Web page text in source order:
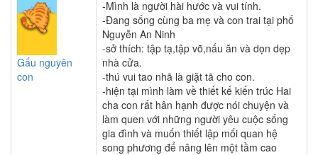
Gấu nguyên
con
-Mình là người hài hước và vui tính.
-Đang sống cùng ba mẹ và con trai tại phố
Nguyễn An Ninh
-sở thích: tập tạ,tập võ,nấu ăn và dọn dẹp
nhà cửa.
-thú vui tao nhã là giặt tã cho con.
-hiện tại mình làm về thiết kế kiến trúc Hai
cha con rất hân hạnh được nói chuyện và
làm quen với những người yêu cuộc sống
gia đình và muốn thiết lập mối quan hệ
song phương để nâng lên một tầm cao